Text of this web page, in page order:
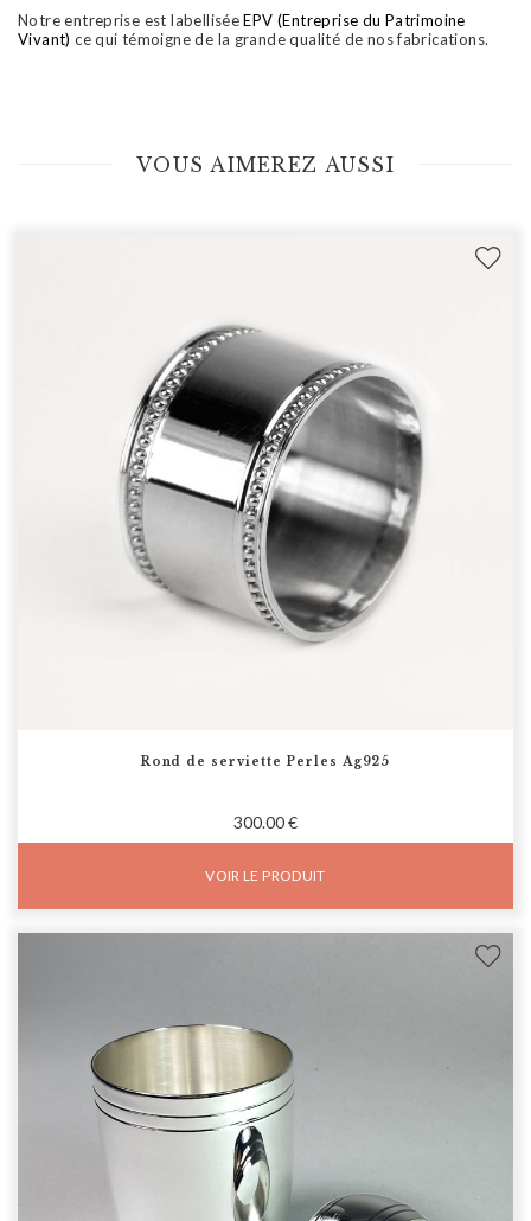
Notre entreprise est labelliséeEPV (Entreprise du Patrimoine
Vivant) ce qui témoigne de la grande qualité de nos fabrications.
VOUS AIMEREZ AUSSI
Rond de serviette Perles Ag925
300.00 €
VOIR LE PRODUIT